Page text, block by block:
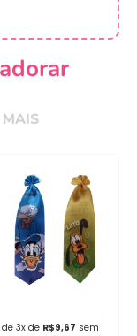
MAIS
3x de R$9,67 sem
com